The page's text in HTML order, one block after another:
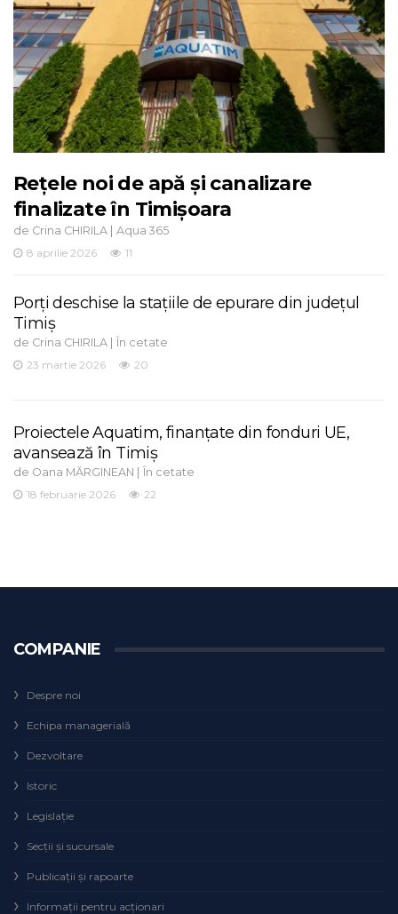
Rețele noi de apă și canalizare
finalizate în Timișoara
de Crina CHIRILA | Aqua 365
8 aprilie 2026
11
Porți deschise la stațiile de epurare din județul
Timiș
de Crina CHIRILA | În cetate
23 martie 2026
20
Proiectele Aquatim, finanțate din fonduri UE,
avansează în Timiș
de Oana MĂRGINEAN | În cetate
18 februarie 2026
22
COMPANIE
Despre noi
Echipa managerială
Dezvoltare
Istoric
Legislaţie
Secţii şi sucursale
Publicații și rapoarte
Informații pentru acționari